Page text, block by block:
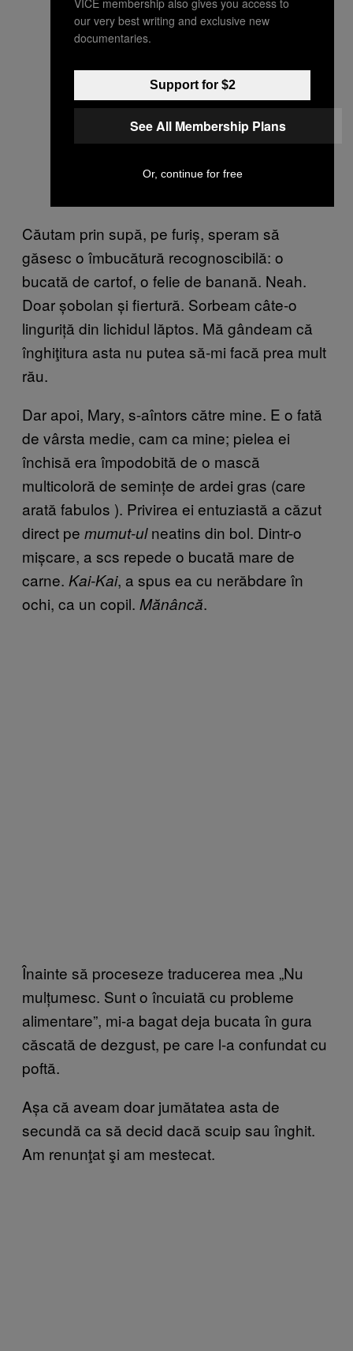
Căutam prin supă, pe furiș, speram să
găsesc o îmbucătură recognoscibilă: o
bucată de cartof, o felie de banană. Neah.
Doar șobolan și fiertură. Sorbeam câte-o
linguriță din lichidul lăptos. Mă gândeam că
înghiţitura asta nu putea să-mi facă prea mult
rău.
Dar apoi, Mary, s-aîntors către mine. E o fată
de vârsta medie, cam ca mine; pielea ei
închisă era împodobită de o mască
multicoloră de semințe de ardei gras (care
arată fabulos ). Privirea ei entuziastă a căzut
direct pe mumut-ulneatins din bol. Dintr-o
mișcare, a scs repede o bucată mare de
carne. Kai-Kai, a spus ea cu nerăbdare în
ochi, ca un copil. Mănâncă.
Înainte să proceseze traducerea mea „Nu
mulțumesc. Sunt o încuiată cu probleme
alimentare”, mi-a bagat deja bucata în gura
căscată de dezgust, pe care l-a confundat cu
poftă.
Așa că aveam doar jumătatea asta de
secundă ca să decid dacă scuip sau înghit.
Am renunţat şi am mestecat.
our very best writing and exclusive new
documentaries.
Support for $2
See All Membership Plans
Or, continue for free